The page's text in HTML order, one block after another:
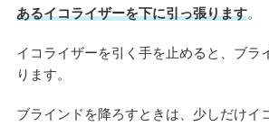
あるイコライザーを下に引っ張ります。
イコライザーを引く手を止めると、ブラ
ります。
ブラインドを降ろすときは、少しだけイ